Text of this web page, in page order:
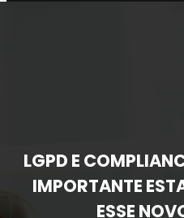
LGPD E
IMPORTANTE
ESSE